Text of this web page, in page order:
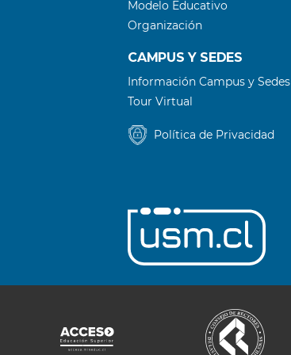
Modelo Educativo
Organización
CAMPUS Y SEDES
Información Campus y Sedes
Tour Virtual
Política de Privacidad